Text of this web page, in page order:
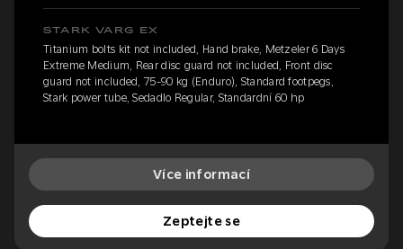
STARK VARG EX
Titanium bolts kit not included, Hand brake, Metzeler 6 Days
Extreme Medium, Rear disc guard not included, Front disc
guard not included, 75-90 kg (Enduro), Standard footpegs,
Stark power tube, Sedadlo Regular, Standardní 60 hp
Více informací
Zeptejte se